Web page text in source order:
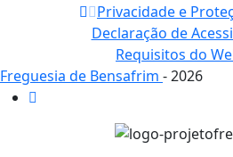
Privacidade e
Declaração de
Requisitos do
Freguesia de Bensafrim - 2026